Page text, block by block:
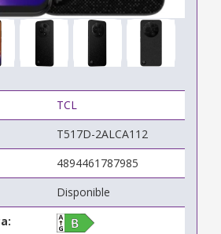
TCL
T517D-2ALCA112
4894461787985
Disponible